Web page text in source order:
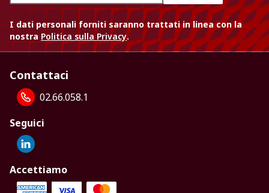
I dati personali forniti saranno trattati in linea con la
nostra Politica sulla Privacy.
Contattaci
02.66.058.1
Seguici
Accettiamo